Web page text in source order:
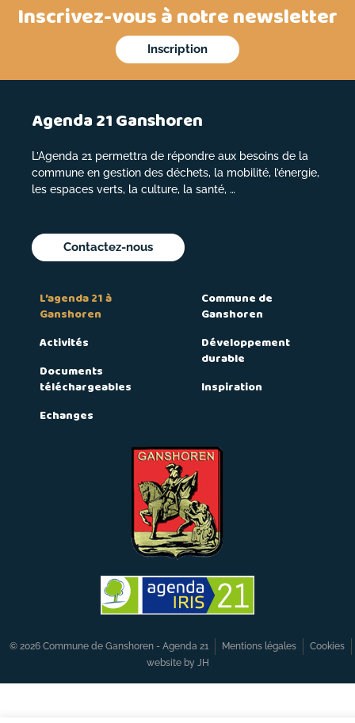
Inscrivez-vous à notre newsletter
Inscription
Agenda 21 Ganshoren
L’Agenda 21 permettra de répondre aux besoins de la
commune en gestion des déchets, la mobilité, l’énergie,
les espaces verts, la culture, la santé, …
Contactez-nous
L’agenda 21 à
Ganshoren
Activités
Documents
téléchargeables
Echanges
Commune de
Ganshoren
Développement
durable
Inspiration
© 2026 Commune de Ganshoren - Agenda 21 Mentions légales
Cookies
website by JH